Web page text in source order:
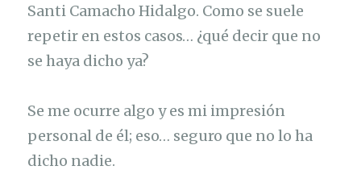
Santi Camacho Hidalgo. Como se suele
repetir en estos casos… ¿qué decir que no
se haya dicho ya?
Se me ocurre algo y es mi impresión
personal de él; eso… seguro que no lo ha
dicho nadie.